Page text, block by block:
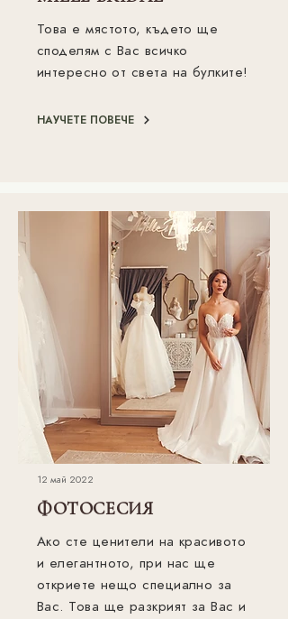
Това е мястото, където ще
споделям с Вас всичко
интересно от света на булките!
НАУЧЕТЕ ПОВЕЧЕ
12 май 2022
ФОТОСЕСИЯ
Ако сте ценители на красивото
и елегантното, при нас ще
откриете нещо специално за
Вас. Това ще разкрият за Вас и